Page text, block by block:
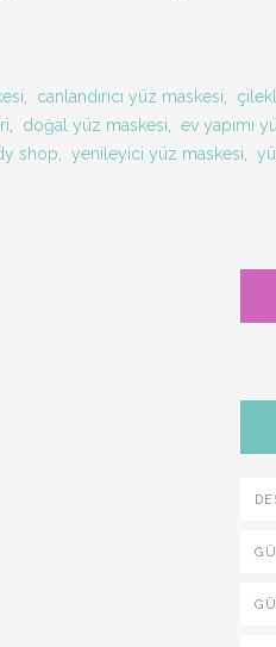
canlandırıcı yüz maskesi
doğal yüz maskesi ev yapımı
shop yenileyici yüz maskesi